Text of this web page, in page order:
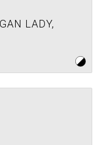
LADY,